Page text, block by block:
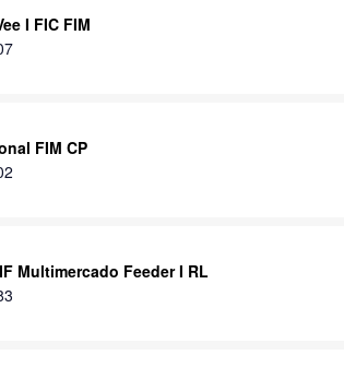
I FIC FIM
FIM CP
Multimercado Feeder I RL